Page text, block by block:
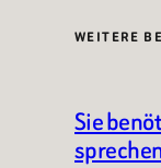
WEITERE
Sie